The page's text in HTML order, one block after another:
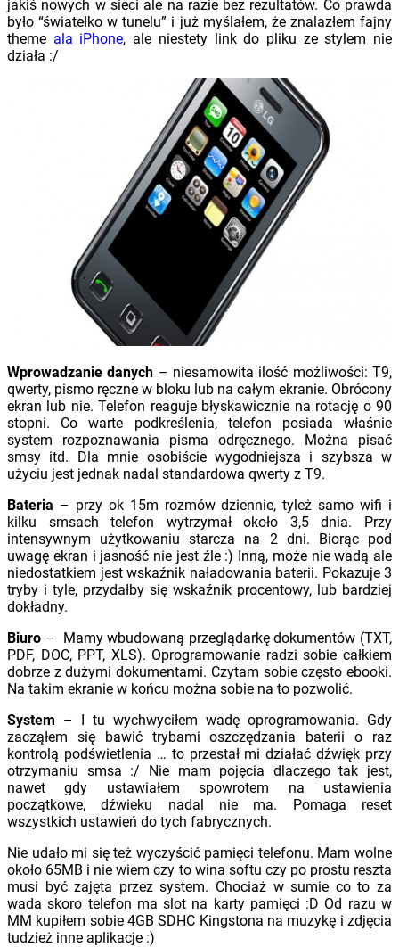
jakiś nowych w sieci ale na razie bez rezultatów. Co prawda
było “światełko w tunelu” i już myślałem, że znalazłem fajny
theme ala iPhone, ale niestety link do pliku ze stylem nie
działa :/
Wprowadzanie danych – niesamowita ilość możliwości: T9,
qwerty, pismo ręczne w bloku lub na całym ekranie. Obrócony
ekran lub nie. Telefon reaguje błyskawicznie na rotację o 90
stopni. Co warte podkreślenia, telefon posiada właśnie
system rozpoznawania pisma odręcznego. Można pisać
smsy itd. Dla mnie osobiście wygodniejsza i szybsza w
użyciu jest jednak nadal standardowa qwerty z T9.
Bateria – przy ok 15m rozmów dziennie, tyleż samo wifi i
kilku smsach telefon wytrzymał około 3,5 dnia. Przy
intensywnym użytkowaniu starcza na 2 dni. Biorąc pod
uwagę ekran i jasność nie jest źle :) Inną, może nie wadą ale
niedostatkiem jest wskaźnik naładowania baterii. Pokazuje 3
tryby i tyle, przydałby się wskaźnik procentowy, lub bardziej
dokładny.
Biuro – Mamy wbudowaną przeglądarkę dokumentów (TXT,
PDF, DOC, PPT, XLS). Oprogramowanie radzi sobie całkiem
dobrze z dużymi dokumentami. Czytam sobie często ebooki.
Na takim ekranie w końcu można sobie na to pozwolić.
System – I tu wychwyciłem wadę oprogramowania. Gdy
zacząłem się bawić trybami oszczędzania baterii o raz
kontrolą podświetlenia … to przestał mi działać dźwięk przy
otrzymaniu smsa :/ Nie mam pojęcia dlaczego tak jest,
nawet gdy ustawiałem spowrotem na ustawienia
początkowe, dźwieku nadal nie ma. Pomaga reset
wszystkich ustawień do tych fabrycznych.
Nie udało mi się też wyczyścić pamięci telefonu. Mam wolne
około 65MB i nie wiem czy to wina softu czy po prostu reszta
musi być zajęta przez system. Chociaż w sumie co to za
wada skoro telefon ma slot na karty pamięci :D Od razu w
MM kupiłem sobie 4GB SDHC Kingstona na muzykę i zdjęcia
tudzież inne aplikacje :)